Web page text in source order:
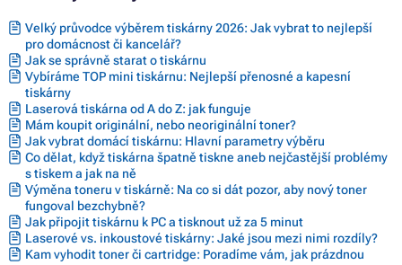
Velký průvodce výběrem tiskárny 2026: Jak vybrat to nejlepší
pro domácnost či kancelář?
Jak se správně starat o tiskárnu
Vybíráme TOP mini tiskárnu: Nejlepší přenosné a kapesní
tiskárny
Laserová tiskárna od A do Z: jak funguje
Mám koupit originální, nebo neoriginální toner?
Jak vybrat domácí tiskárnu: Hlavní parametry výběru
Co dělat, když tiskárna špatně tiskne aneb nejčastější problémy
s tiskem a jak na ně
Výměna toneru v tiskárně: Na co si dát pozor, aby nový toner
fungoval bezchybně?
Jak připojit tiskárnu k PC a tisknout už za 5 minut
Laserové vs. inkoustové tiskárny: Jaké jsou mezi nimi rozdíly?
Kam vyhodit toner či cartridge: Poradíme vám, jak prázdnou